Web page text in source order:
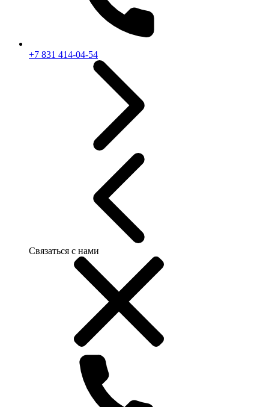
+7 831 414-04-54
Связаться с нами